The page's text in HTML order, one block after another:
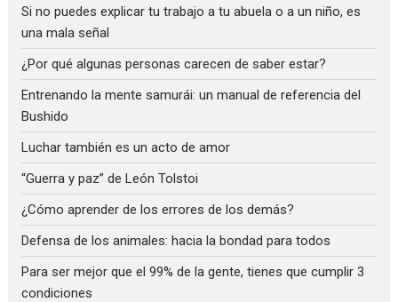
Si no puedes explicar tu trabajo a tu abuela o a un niño, es
una mala señal
¿Por qué algunas personas carecen de saber estar?
Entrenando la mente samurái: un manual de referencia del
Bushido
Luchar también es un acto de amor
“Guerra y paz” de León Tolstoi
¿Cómo aprender de los errores de los demás?
Defensa de los animales: hacia la bondad para todos
Para ser mejor que el 99% de la gente, tienes que cumplir 3
condiciones